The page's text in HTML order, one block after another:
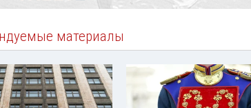
материалы